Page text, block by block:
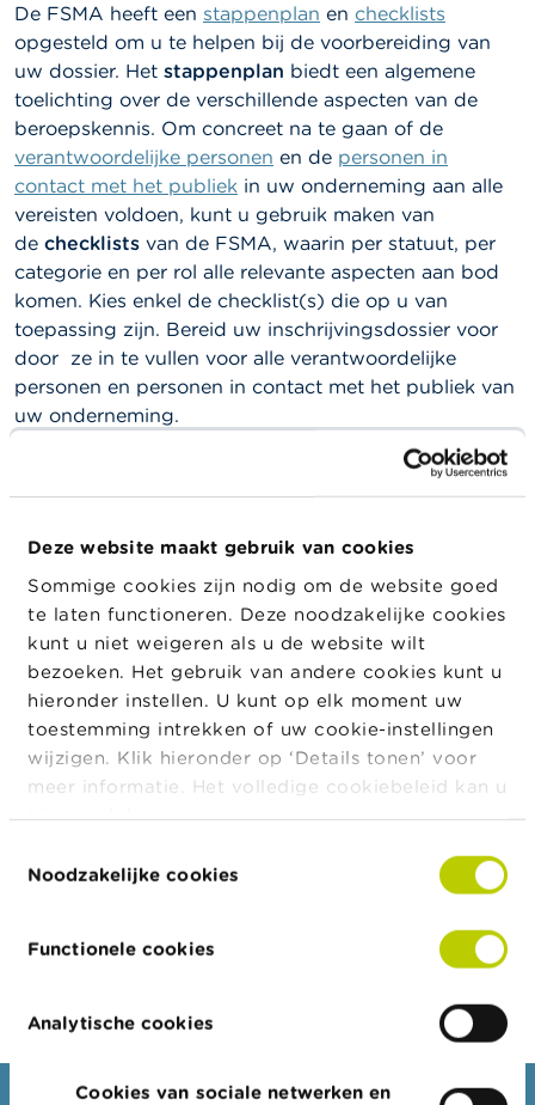
Deze website maakt gebruik van cookies
Sommige cookies zijn nodig om de website goed
te laten functioneren. Deze noodzakelijke cookies
kunt u niet weigeren als u de website wilt
bezoeken. Het gebruik van andere cookies kunt u
hieronder instellen. U kunt op elk moment uw
toestemming intrekken of uw cookie-instellingen
wijzigen. Klik hieronder op ‘Details tonen’ voor
meer informatie. Het volledige cookiebeleid kan u
hierraadplegen.
Noodzakelijke cookies
Functionele cookies
Analytische cookies
Cookies van sociale netwerken en
O
v
e
r
d
e
F
S
M
A
N
i
e
u
w
s
&
W
r
u
w
n
g
o
b
n
De FSMA heeft een stappenplan en checklists
opgesteld om u te helpen bij de voorbereiding van
uw dossier. Het stappenplan biedt een algemene
toelichting over de verschillende aspecten van de
beroepskennis. Om concreet na te gaan of de
verantwoordelijke personen en de personen in
contact met het publiek in uw onderneming aan alle
vereisten voldoen, kunt u gebruik maken van
de checklists van de FSMA, waarin per statuut, per
categorie en per rol alle relevante aspecten aan bod
komen. Kies enkel de checklist(s) die op u van
toepassing zijn. Bereid uw inschrijvingsdossier voor
door ze in te vullen voor alle verantwoordelijke
personen en personen in contact met het publiek van
uw onderneming.
verzekeringsmakelaars
(bladzijde 37 en 38)
Verantwoordelijke voor de distributie bij
verzekeringsmakelaar (bladzijde 39 en 40)
Effectieve leider de facto verantwoordelijk voor
de werkzaamheid van verzekeringsdistributie bij
verzekeringsmakelaar (rechtspersoon) (bladzijde
39 en 40)
Effectieve leider de facto verantwoordelijk voor
de werkzaamheid van verzekeringsdistributie bij